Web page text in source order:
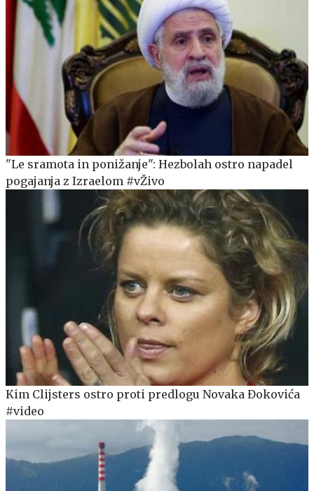
"Le sramota in ponižanje": Hezbolah ostro napadel
pogajanja z Izraelom #vŽivo
Kim Clijsters ostro proti predlogu Novaka Đokovića
#video